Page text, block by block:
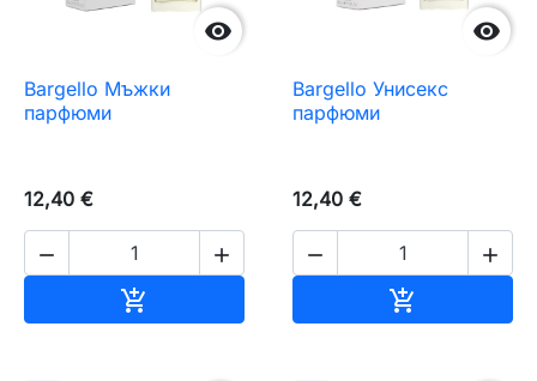

Bargello Мъжки
парфюми
12,40 €
 


Bargello Унисекс
парфюми
12,40 €
 
